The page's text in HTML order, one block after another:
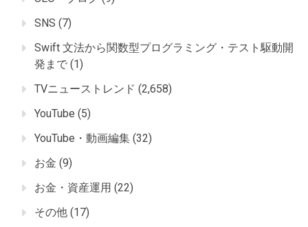
SNS (7)
Swift 文法から関数型プログラミング・テスト駆動開
発まで (1)
TVニューストレンド (2,658)
YouTube (5)
YouTube・動画編集 (32)
お金 (9)
お金・資産運用 (22)
その他 (17)